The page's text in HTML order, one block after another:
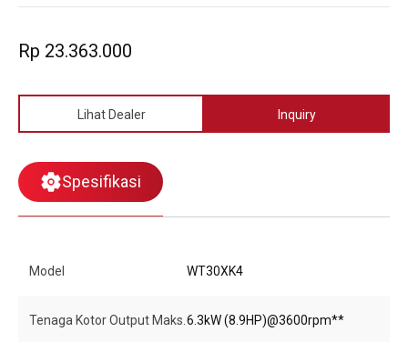
Rp 23.363.000
Lihat Dealer Inquiry
Spesifikasi
Model WT30XK4
Tenaga Kotor Output Maks. 6.3kW (8.9HP)@3600rpm**